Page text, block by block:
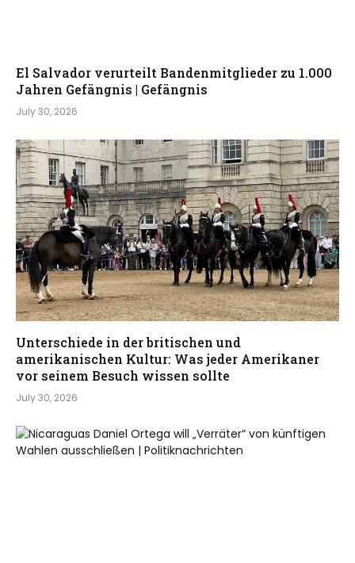
El Salvador verurteilt Bandenmitglieder zu 1.000
Jahren Gefängnis | Gefängnis
July 30, 2026
Unterschiede in der britischen und
amerikanischen Kultur: Was jeder Amerikaner
vor seinem Besuch wissen sollte
July 30, 2026